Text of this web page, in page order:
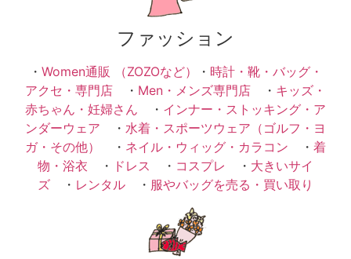
ファッション
・ Women通販 （ZOZOなど） ・ 時計・靴・バッグ・
アクセ・専門店 ・ Men・メンズ専門店 ・ キッズ・
赤ちゃん・妊婦さん ・ インナー・ストッキング・ア
ンダーウェア ・ 水着・スポーツウェア（ゴルフ・ヨ
ガ・その他）
・ ネイル・ウィッグ・カラコン ・ 着
物・浴衣 ・ ドレス ・ コスプレ ・ 大きいサイ
ズ ・ レンタル ・ 服やバッグを売る・買い取り